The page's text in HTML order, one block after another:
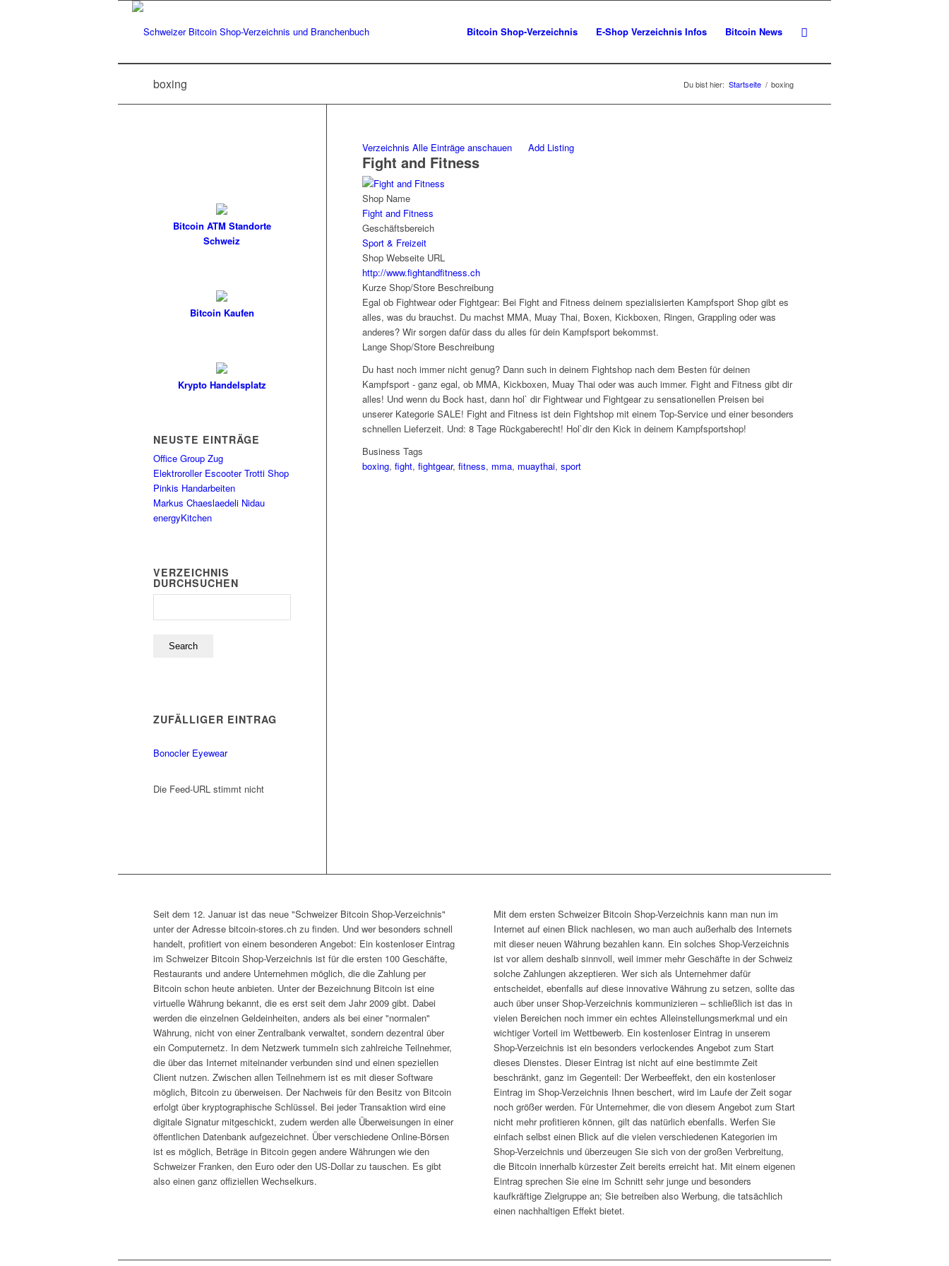
Bitcoin Shop-Verzeichnis E-Shop Verzeichnis Infos Bitcoin News
boxing Du bist hier: Startseite / boxing
Verzeichnis Alle Einträge anschauen Add Listing
Fight and Fitness
Shop Name
Fight and Fitness
Geschäftsbereich
Sport & Freizeit
Shop Webseite URL
http://www.fightandfitness.ch
Kurze Shop/Store Beschreibung
Egal ob Fightwear oder Fightgear: Bei Fight and Fitness deinem spezialisierten Kampfsport Shop gibt es
alles, was du brauchst. Du machst MMA, Muay Thai, Boxen, Kickboxen, Ringen, Grappling oder was
anderes? Wir sorgen dafür dass du alles für dein Kampfsport bekommst.
Lange Shop/Store Beschreibung
Du hast noch immer nicht genug? Dann such in deinem Fightshop nach dem Besten für deinen
Kampfsport - ganz egal, ob MMA, Kickboxen, Muay Thai oder was auch immer. Fight and Fitness gibt dir
alles! Und wenn du Bock hast, dann hol` dir Fightwear und Fightgear zu sensationellen Preisen bei
unserer Kategorie SALE! Fight and Fitness ist dein Fightshop mit einem Top-Service und einer besonders
schnellen Lieferzeit. Und: 8 Tage Rückgaberecht! Hol`dir den Kick in deinem Kampfsportshop!
Business Tags
boxing, fight, fightgear, fitness, mma, muaythai, sport
Bitcoin ATM Standorte
Schweiz
Bitcoin Kaufen
Krypto Handelsplatz
NEUSTE EINTRÄGE
Office Group Zug
Elektroroller Escooter Trotti Shop
Pinkis Handarbeiten
Markus Chaeslaedeli Nidau
energyKitchen
VERZEICHNIS
DURCHSUCHEN
ZUFÄLLIGER EINTRAG
Bonocler Eyewear
Die Feed-URL stimmt nicht
Seit dem 12. Januar ist das neue "Schweizer Bitcoin Shop-Verzeichnis"
unter der Adresse bitcoin-stores.ch zu finden. Und wer besonders schnell
handelt, profitiert von einem besonderen Angebot: Ein kostenloser Eintrag
im Schweizer Bitcoin Shop-Verzeichnis ist für die ersten 100 Geschäfte,
Restaurants und andere Unternehmen möglich, die die Zahlung per
Bitcoin schon heute anbieten. Unter der Bezeichnung Bitcoin ist eine
virtuelle Währung bekannt, die es erst seit dem Jahr 2009 gibt. Dabei
werden die einzelnen Geldeinheiten, anders als bei einer "normalen"
Währung, nicht von einer Zentralbank verwaltet, sondern dezentral über
ein Computernetz. In dem Netzwerk tummeln sich zahlreiche Teilnehmer,
die über das Internet miteinander verbunden sind und einen speziellen
Client nutzen. Zwischen allen Teilnehmern ist es mit dieser Software
möglich, Bitcoin zu überweisen. Der Nachweis für den Besitz von Bitcoin
erfolgt über kryptographische Schlüssel. Bei jeder Transaktion wird eine
digitale Signatur mitgeschickt, zudem werden alle Überweisungen in einer
öffentlichen Datenbank aufgezeichnet. Über verschiedene Online-Börsen
ist es möglich, Beträge in Bitcoin gegen andere Währungen wie den
Schweizer Franken, den Euro oder den US-Dollar zu tauschen. Es gibt
also einen ganz offiziellen Wechselkurs.
Mit dem ersten Schweizer Bitcoin Shop-Verzeichnis kann man nun im
Internet auf einen Blick nachlesen, wo man auch außerhalb des Internets
mit dieser neuen Währung bezahlen kann. Ein solches Shop-Verzeichnis
ist vor allem deshalb sinnvoll, weil immer mehr Geschäfte in der Schweiz
solche Zahlungen akzeptieren. Wer sich als Unternehmer dafür
entscheidet, ebenfalls auf diese innovative Währung zu setzen, sollte das
auch über unser Shop-Verzeichnis kommunizieren – schließlich ist das in
vielen Bereichen noch immer ein echtes Alleinstellungsmerkmal und ein
wichtiger Vorteil im Wettbewerb. Ein kostenloser Eintrag in unserem
Shop-Verzeichnis ist ein besonders verlockendes Angebot zum Start
dieses Dienstes. Dieser Eintrag ist nicht auf eine bestimmte Zeit
beschränkt, ganz im Gegenteil: Der Werbeeffekt, den ein kostenloser
Eintrag im Shop-Verzeichnis Ihnen beschert, wird im Laufe der Zeit sogar
noch größer werden. Für Unternehmer, die von diesem Angebot zum Start
nicht mehr profitieren können, gilt das natürlich ebenfalls. Werfen Sie
einfach selbst einen Blick auf die vielen verschiedenen Kategorien im
Shop-Verzeichnis und überzeugen Sie sich von der großen Verbreitung,
die Bitcoin innerhalb kürzester Zeit bereits erreicht hat. Mit einem eigenen
Eintrag sprechen Sie eine im Schnitt sehr junge und besonders
kaufkräftige Zielgruppe an; Sie betreiben also Werbung, die tatsächlich
einen nachhaltigen Effekt bietet.